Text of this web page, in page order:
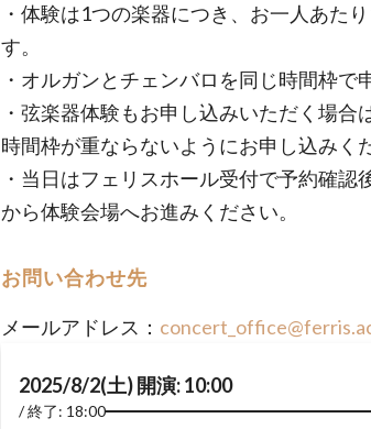
・体験は1つの楽器につき、お一人あた
す。
・オルガンとチェンバロを同じ時間枠で
・弦楽器体験もお申し込みいただく場合
時間枠が重ならないようにお申し込みく
・当日はフェリスホール受付で予約確認
から体験会場へお進みください。
お問い合わせ先
メールアドレス：
2025/8/2(土) 開演: 10:00
終了: 18:00